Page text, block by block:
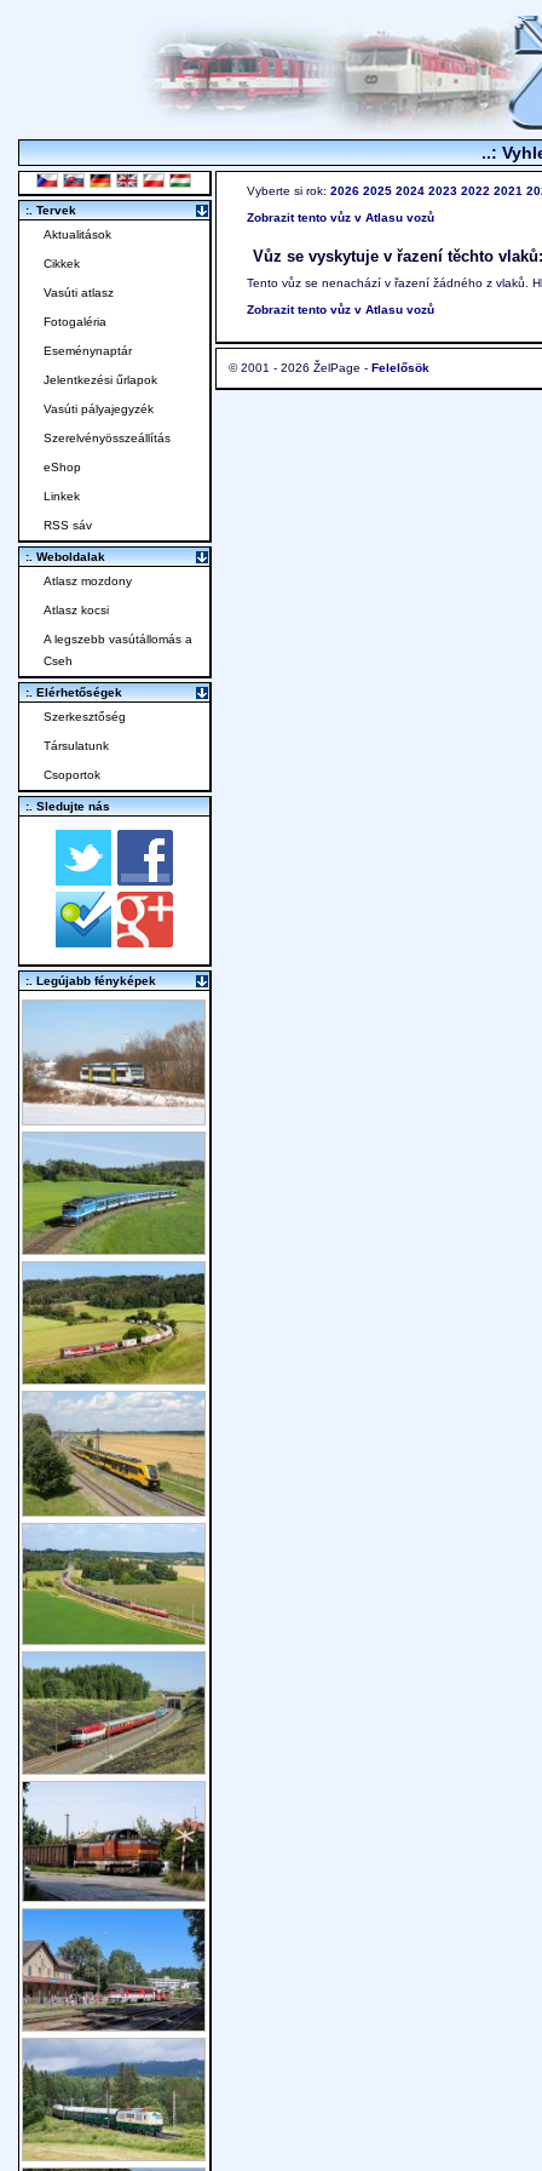
..:
Vyberte si rok: 2026 2025 2024 2023 2022 2021
Zobrazit tento vůz v Atlasu vozů
Vůz se vyskytuje v řazení těchto vlaků:
Tento vůz se nenachází v řazení žádného z vlaků.
Zobrazit tento vůz v Atlasu vozů
© 2001 - 2026 ŽelPage - Felelősök
:. Tervek
Aktualitások
Cikkek
Vasúti atlasz
Fotogaléria
Eseménynaptár
Jelentkezési űrlapok
Vasúti pályajegyzék
Szerelvényösszeállítás
eShop
Linkek
RSS sáv
:. Weboldalak
Atlasz mozdony
Atlasz kocsi
A legszebb vasútállomás a
Cseh
:. Elérhetőségek
Szerkesztőség
Társulatunk
Csoportok
:. Sledujte nás
:. Legújabb fényképek